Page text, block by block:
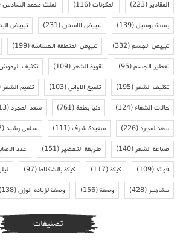
المقادير(223) المكونات(116) الملك محمد السادس
بسمة بوسيل(139) تبييض الاسنان(231) تبييض
تبييض الجسم(332) تبييض المنطقة الحساسة(199)
تعطير الجسم(95) تقوية الشعر(109) تكثيف
تكثيف الشعر(195) تلميع الاواني(103) تنعيم الشعر
حالات الشفاء(124) دنيا بطمة(761) سعد المجرد(113)
سعد لمجرد(226) سعيدة شرف(111) سلمى رشيد(167)
صباغة الشعر(140) طريقة التحضير(151) عدد
فوائد(109) كيكة(117) كيكة بالشكلاط(97)
مشاهير(428) وصفة(156) وصفة لزيادة الوزن(138)
تصنيفات